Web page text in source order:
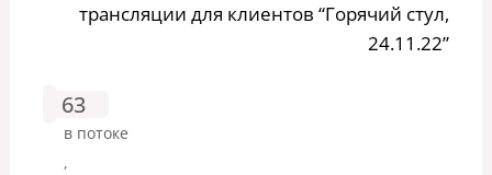
трансляции для клиентов “Горячий стул,
24.11.22”
в потоке
,
63